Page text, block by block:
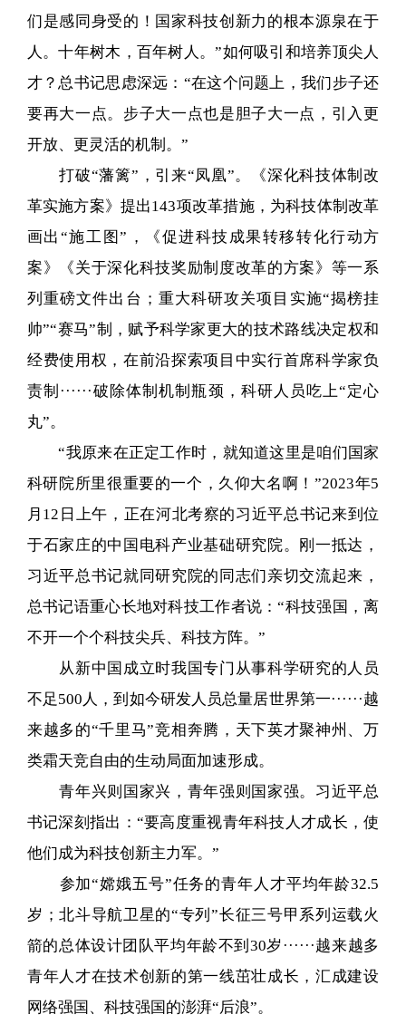
们是感同身受的！国家科技创新力的根本源泉在于
人。十年树木，百年树人。”如何吸引和培养顶尖人
才？总书记思虑深远：“在这个问题上，我们步子还
要再大一点。步子大一点也是胆子大一点，引入更
开放、更灵活的机制。”
打破“藩篱”，引来“凤凰”。《深化科技体制改
革实施方案》提出143项改革措施，为科技体制改革
画出“施工图”，《促进科技成果转移转化行动方
案》《关于深化科技奖励制度改革的方案》等一系
列重磅文件出台；重大科研攻关项目实施“揭榜挂
帅”“赛马”制，赋予科学家更大的技术路线决定权和
经费使用权，在前沿探索项目中实行首席科学家负
责制······破除体制机制瓶颈，科研人员吃上“定心
丸”。
“我原来在正定工作时，就知道这里是咱们国家
科研院所里很重要的一个，久仰大名啊！”2023年5
月12日上午，正在河北考察的习近平总书记来到位
于石家庄的中国电科产业基础研究院。刚一抵达，
习近平总书记就同研究院的同志们亲切交流起来，
总书记语重心长地对科技工作者说：“科技强国，离
不开一个个科技尖兵、科技方阵。”
从新中国成立时我国专门从事科学研究的人员
不足500人，到如今研发人员总量居世界第一······越
来越多的“千里马”竞相奔腾，天下英才聚神州、万
类霜天竞自由的生动局面加速形成。
青年兴则国家兴，青年强则国家强。习近平总
书记深刻指出：“要高度重视青年科技人才成长，使
他们成为科技创新主力军。”
参加“嫦娥五号”任务的青年人才平均年龄32.5
岁；北斗导航卫星的“专列”长征三号甲系列运载火
箭的总体设计团队平均年龄不到30岁······越来越多
青年人才在技术创新的第一线茁壮成长，汇成建设
网络强国、科技强国的澎湃“后浪”。